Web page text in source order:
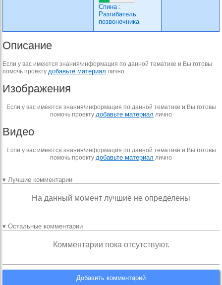
Спина:
Разгибатель
позвоночника
Описание
Если у вас имеются знания\информация по данной тематике и Вы готовы
помочь проекту добавьте материал лично
Изображения
Если у вас имеются знания\информация по данной тематике и Вы готовы
помочь проекту добавьте материал лично
Видео
Если у вас имеются знания\информация по данной тематике и Вы готовы
помочь проекту добавьте материал лично
▾ Лучшие комментарии
На данный момент лучшие не определены
▾ Остальные комментарии
Комментарии пока отсутствуют.
Добавить комментарий